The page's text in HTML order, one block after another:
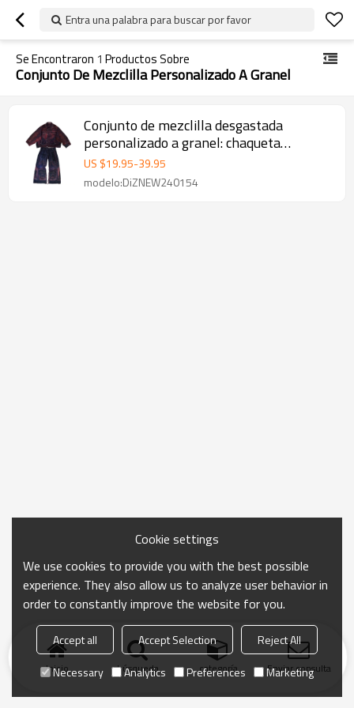
Entra una palabra para buscar por favor
Se Encontraron 1 Productos Sobre
Conjunto De Mezclilla Personalizado A Granel
Conjunto de mezclilla desgastada
personalizado a granel: chaqueta
personalizada y jeans de pierna ancha
con costuras rojas
US $19.95-39.95
modelo:DiZNEW240154
Inicio búsqueda categoría Enviar consulta
Cookie settings
We use cookies to provide you with the best possible
experience. They also allow us to analyze user behavior in
order to constantly improve the website for you.
Accept all Accept Selection
Reject All
Necessary
Analytics Preferences Marketing